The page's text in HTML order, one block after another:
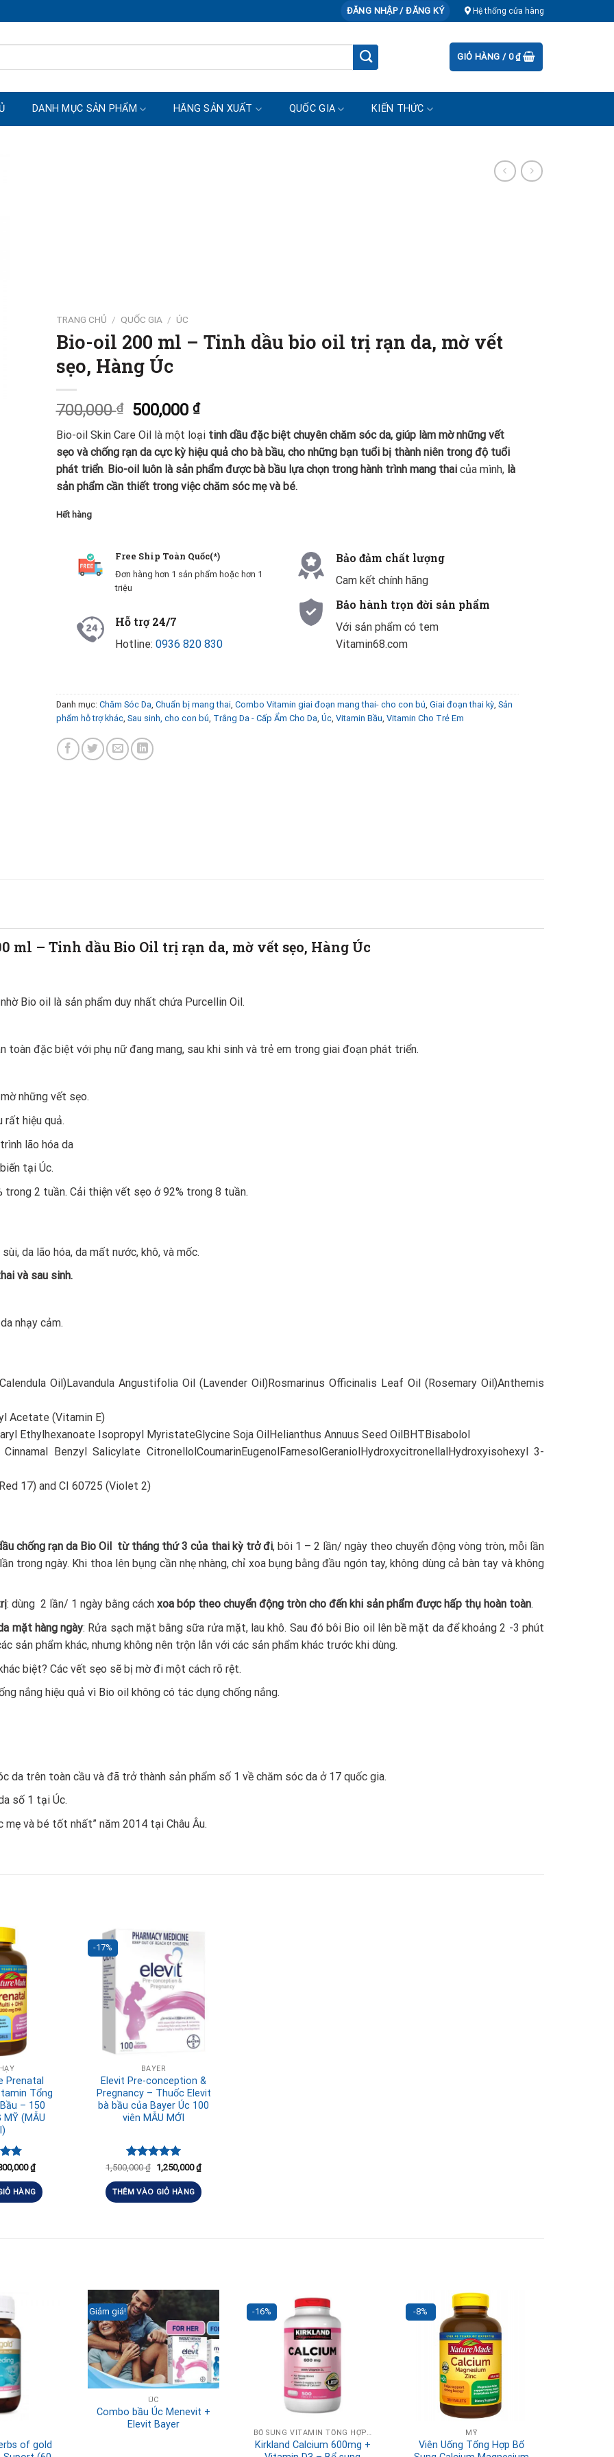
ĐĂNG NHẬP / ĐĂNG KÝ Hệ thống cửa hàng
GIỎ HÀNG / 0₫
DANH MỤC SẢN PHẨM HÃNG SẢN XUẤT QUỐC GIA KIẾN THỨC
TRANG CHỦ / QUỐC GIA / ÚC
Bio-oil 200 ml – Tinh dầu bio oil trị rạn da, mờ vết
sẹo, Hàng Úc
700,000₫ 500,000 ₫
Bio-oil Skin Care Oil là một loạitinh dầu đặc biệt chuyên chăm sóc da, giúp làm mờ những vết
sẹo và chống rạn da cực kỳ hiệu quả cho bà bầu, cho những bạn tuổi bị thành niên trong độ tuổi
phát triển. Bio-oil luôn là sản phẩm được bà bầu lựa chọn trong hành trình mang thaicủa mình, là
sản phẩm cần thiết trong việc chăm sóc mẹ và bé.
Hết hàng
Free Ship Toàn Quốc(*)
Đơn hàng hơn 1 sản phẩm hoặc hơn 1
triệu
Hỗ trợ 24/7
Hotline: 0936 820 830
Bảo đảm chất lượng
Cam kết chính hãng
Bảo hành trọn đời sản phẩm
Với sản phẩm có tem
Vitamin68.com
Danh mục: Chăm Sóc Da, Chuẩn bị mang thai, Combo Vitamin giai đoạn mang thai- cho con bú, Giai đoạn thai kỳ, Sản
phẩm hỗ trợ khác, Sau sinh, cho con bú, Trắng Da - Cấp Ẩm Cho Da, Úc, Vitamin Bầu, Vitamin Cho Trẻ Em
ml – Tinh dầu Bio Oil trị rạn da, mờ vết sẹo, Hàng Úc
Bio oil là sản phẩm duy nhất chứa Purcellin Oil.
toàn đặc biệt với phụ nữ đang mang, sau khi sinh và trẻ em trong giai đoạn phát triển.
những vết sẹo.
rất hiệu quả.
lão hóa da
tại Úc.
2 tuần. Cải thiện vết sẹo ở 92% trong 8 tuần.
da lão hóa, da mất nước, khô, và mốc.
và sau sinh.
nhạy cảm.
Oil)Lavandula Angustifolia Oil (Lavender Oil)Rosmarinus Officinalis Leaf Oil (Rosemary Oil)Anthemis
Acetate (Vitamin E)
Ethylhexanoate Isopropyl MyristateGlycine Soja OilHelianthus Annuus Seed OilBHTBisabolol
Benzyl Salicylate CitronellolCoumarinEugenolFarnesolGeraniolHydroxycitronellalHydroxyisohexyl 3-
17) and CI 60725 (Violet 2)
chống rạn da Bio Oil từ tháng thứ 3 của thai kỳ trở đi, bôi 1 – 2 lần/ ngày theo chuyển động vòng tròn, mỗi lần
trong ngày. Khi thoa lên bụng cần nhẹ nhàng, chỉ xoa bụng bằng đầu ngón tay, không dùng cả bàn tay và không
: dùng 2 lần/ 1 ngày bằng cách xoa bóp theo chuyển động tròn cho đến khi sản phẩm được hấp thụ hoàn toàn.
mặt hàng ngày: Rửa sạch mặt bằng sữa rửa mặt, lau khô. Sau đó bôi Bio oil lên bề mặt da để khoảng 2 -3 phút
sản phẩm khác, nhưng không nên trộn lẫn với các sản phẩm khác trước khi dùng.
biệt? Các vết sẹo sẽ bị mờ đi một cách rõ rệt.
nắng hiệu quả vì Bio oil không có tác dụng chống nắng.
da trên toàn cầu và đã trở thành sản phẩm số 1 về chăm sóc da ở 17 quốc gia.
số 1 tại Úc.
và bé tốt nhất” năm 2014 tại Châu Âu.
Prenatal
Tổng
– 150
MỸ (MẪU
₫
HÀNG
-17%
BAYER
Elevit Pre-conception &
Pregnancy – Thuốc Elevit
bà bầu của Bayer Úc 100
viên MẪU MỚI
Được xếp
5 sao
1,500,000₫ 1,250,000₫
THÊM VÀO GIỎ HÀNG
of gold
Giảm giá!
ÚC
Combo bầu Úc Menevit +
Elevit Bayer
-16%
BỔ SUNG VITAMIN TỔNG HỢP HÀNG NGÀY
Kirkland Calcium 600mg +
-8%
MỸ
Viên Uống Tổng Hợp Bổ